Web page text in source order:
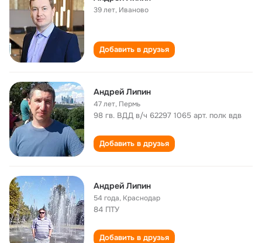
39 лет, Иваново
Добавить в друзья
Андрей Липин
47 лет, Пермь
98 гв. ВДД в/ч 62297 1065 арт. полк вдв
Добавить в друзья
Андрей Липин
54 года, Краснодар
84 ПТУ
Добавить в друзья